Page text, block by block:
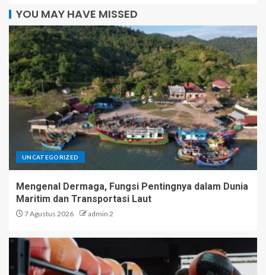
YOU MAY HAVE MISSED
UNCATEGORIZED
Mengenal Dermaga, Fungsi Pentingnya dalam Dunia
Maritim dan Transportasi Laut
7 Agustus 2026 admin 2